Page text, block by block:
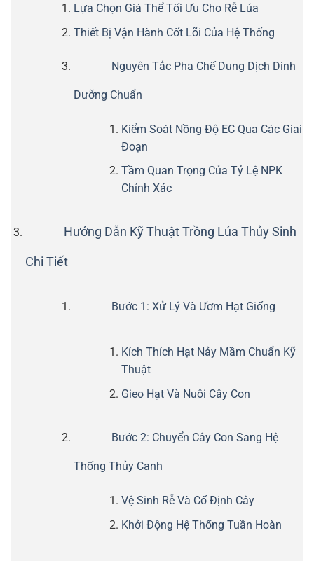
Lựa Chọn Giá Thể Tối Ưu Cho Rễ Lúa
Thiết Bị Vận Hành Cốt Lõi Của Hệ Thống
Nguyên Tắc Pha Chế Dung Dịch Dinh
Dưỡng Chuẩn
Kiểm Soát Nồng Độ EC Qua Các Giai
Đoạn
Tầm Quan Trọng Của Tỷ Lệ NPK
Chính Xác
Hướng Dẫn Kỹ Thuật Trồng Lúa Thủy Sinh
Chi Tiết
Bước 1: Xử Lý Và Ươm Hạt Giống
Kích Thích Hạt Nảy Mầm Chuẩn Kỹ
Thuật
Gieo Hạt Và Nuôi Cây Con
Bước 2: Chuyển Cây Con Sang Hệ
Thống Thủy Canh
Vệ Sinh Rễ Và Cố Định Cây
Khởi Động Hệ Thống Tuần Hoàn